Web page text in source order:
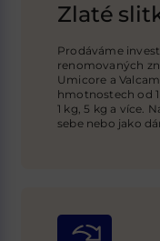
Zlaté
Prodáváme
renomovaných
Umicore a
hmotnostech od
1 kg, 5 kg a více.
sebe nebo jako